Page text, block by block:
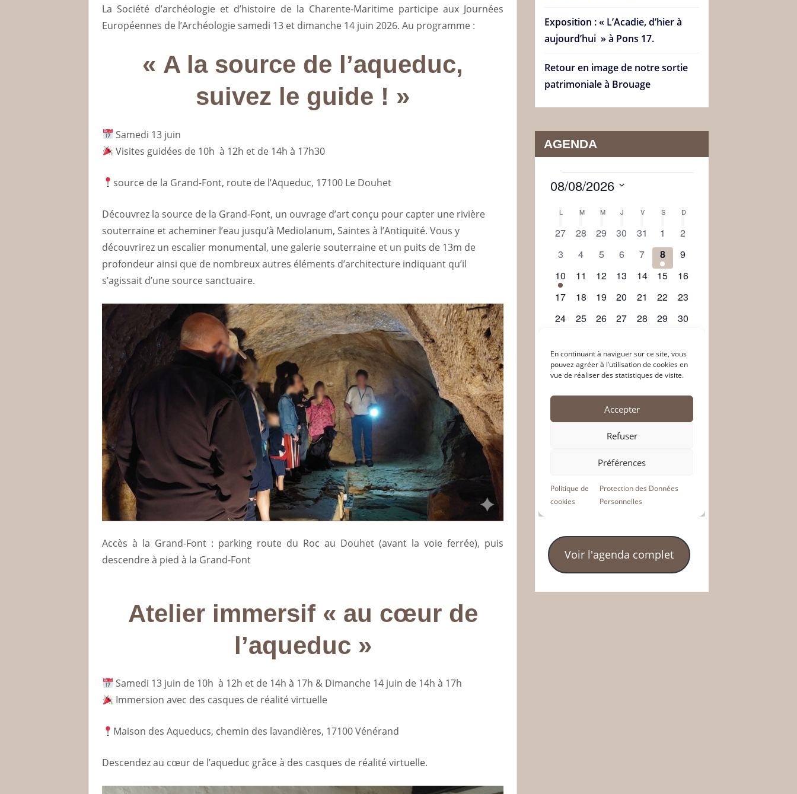
La Société d’archéologie et d’histoire de la Charente-Maritime participe aux Journées
Européennes de l’Archéologie samedi 13 et dimanche 14 juin 2026. Au programme :
« A la source de l’aqueduc,
suivez le guide ! »
Samedi 13 juin
Visites guidées de 10h à 12h et de 14h à 17h30
source de la Grand-Font, route de l’Aqueduc, 17100 Le Douhet
Découvrez la source de la Grand-Font, un ouvrage d’art conçu pour capter une rivière
souterraine et acheminer l’eau jusqu’à Mediolanum, Saintes à l’Antiquité. Vous y
découvrirez un escalier monumental, une galerie souterraine et un puits de 13m de
profondeur ainsi que de nombreux autres éléments d’architecture indiquant qu’il
s’agissait d’une source sanctuaire.
Accès à la Grand-Font : parking route du Roc au Douhet (avant la voie ferrée), puis
descendre à pied à la Grand-Font
Atelier immersif « au cœur de
l’aqueduc »
Samedi 13 juin de 10h à 12h et de 14h à 17h & Dimanche 14 juin de 14h à 17h
Immersion avec des casques de réalité virtuelle
Maison des Aqueducs, chemin des lavandières, 17100 Vénérand
Descendez au cœur de l’aqueduc grâce à des casques de réalité virtuelle.
Exposition : « L’Acadie, d’hier à
aujourd’hui » à Pons 17.
Retour en image de notre sortie
patrimoniale à Brouage
AGENDA
Voir l'agenda complet